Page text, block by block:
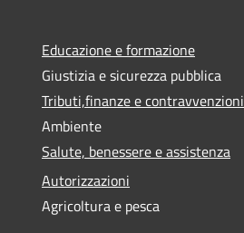
Educazione e formazione
Giustizia e sicurezza pubblica
Tributi,finanze e contravvenzioni
Ambiente
Salute, benessere e assistenza
Autorizzazioni
Agricoltura e pesca